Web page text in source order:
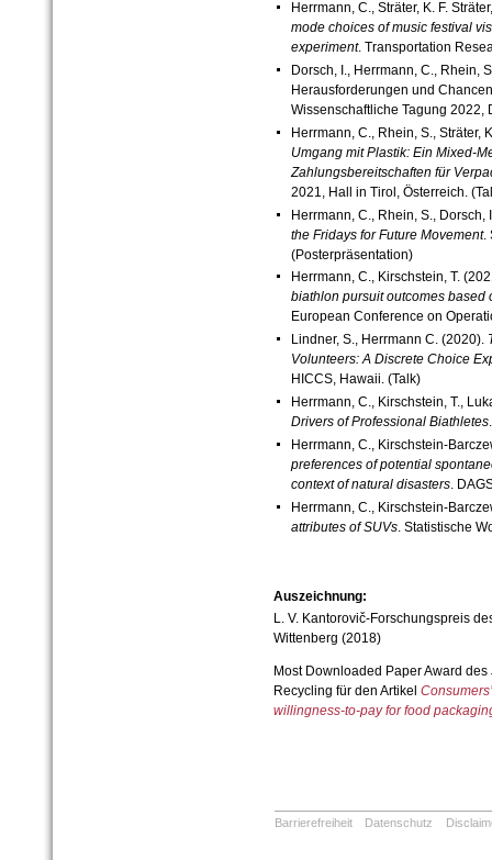
Herrmann, C., Sträter, K. F.
mode choices of music festival
experiment. Transportation
Dorsch, I., Herrmann, C., Rhein,
Herausforderungen und
Wissenschaftliche Tagung 2022,
Herrmann, C., Rhein, S., Sträter,
Umgang mit Plastik: Ein Mixed-
Zahlungsbereitschaften für
2021, Hall in Tirol, Österreich.
Herrmann, C., Rhein, S., Dorsch,
the Fridays for Future Movement.
(Posterpräsentation)
Herrmann, C., Kirschstein, T.
biathlon pursuit outcomes based
European Conference on
Lindner, S., Herrmann C. (2020).
Volunteers: A Discrete Choice
HICCS, Hawaii. (Talk)
Herrmann, C., Kirschstein, T.,
Drivers of Professional Biathletes
Herrmann, C., Kirschstein-
preferences of potential
context of natural disasters.
Herrmann, C., Kirschstein-
attributes of SUVs. Statistische
Auszeichnung:
L. V. Kantorovič-Forschungspreis
Wittenberg (2018)
Most Downloaded Paper Award
Recycling für den Artikel
willingness-to-pay for food
Barrierefreiheit Datenschutz